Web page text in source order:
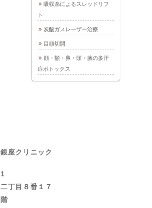
吸収糸によるスレッドリフ
ト
炭酸ガスレーザー治療
目頭切開
顔・額・鼻・頭・腋の多汗
症ボトックス
座クリニック
丁目８番１７